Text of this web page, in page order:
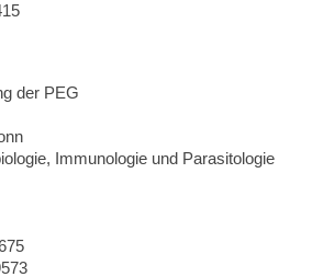
der PEG
Immunologie und Parasitologie